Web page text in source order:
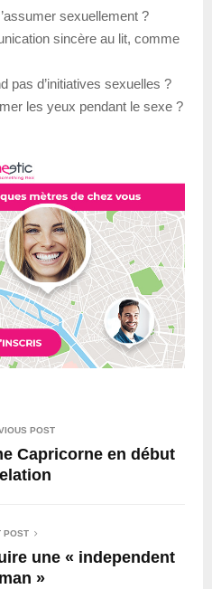
sexuellement ?
sincère au lit, comme
pas d’initiatives sexuelles ?
les yeux pendant le sexe ?
POST
Capricorne en début
POST
une « independent
»